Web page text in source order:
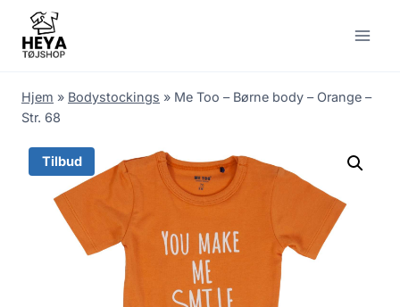
content
Hjem » Bodystockings » Me Too – Børne body – Orange –
Str. 68
Tilbud